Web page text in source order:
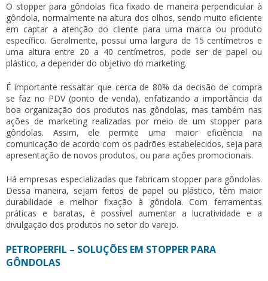
O stopper para gôndolas fica fixado de maneira perpendicular à
gôndola, normalmente na altura dos olhos, sendo muito eficiente
em captar a atenção do cliente para uma marca ou produto
específico. Geralmente, possui uma largura de 15 centímetros e
uma altura entre 20 a 40 centímetros, pode ser de papel ou
plástico, a depender do objetivo do marketing.
É importante ressaltar que cerca de 80% da decisão de compra
se faz no PDV (ponto de venda), enfatizando a importância da
boa organização dos produtos nas gôndolas, mas também nas
ações de marketing realizadas por meio de um stopper para
gôndolas. Assim, ele permite uma maior eficiência na
comunicação de acordo com os padrões estabelecidos, seja para
apresentação de novos produtos, ou para ações promocionais.
Há empresas especializadas que fabricam stopper para gôndolas.
Dessa maneira, sejam feitos de papel ou plástico, têm maior
durabilidade e melhor fixação à gôndola. Com ferramentas
práticas e baratas, é possível aumentar a lucratividade e a
divulgação dos produtos no setor do varejo.
PETROPERFIL – SOLUÇÕES EM STOPPER PARA
GÔNDOLAS